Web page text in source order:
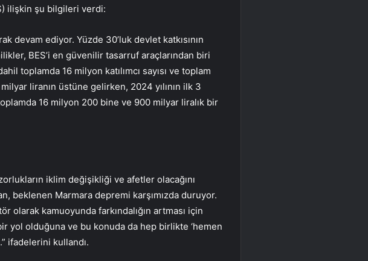
ilişkin şu bilgileri verdi:
devam ediyor. Yüzde 30’luk devlet katkısının
BES’i en güvenilir tasarruf araçlarından biri
toplamda 16 milyon katılımcı sayısı ve toplam
liranın üstüne gelirken, 2024 yılının ilk 3
16 milyon 200 bine ve 900 milyar liralık bir
iklim değişikliği ve afetler olacağını
beklenen Marmara depremi karşımızda duruyor.
olarak kamuoyunda farkındalığın artması için
olduğuna ve bu konuda da hep birlikte ‘hemen
ifadelerini kullandı.